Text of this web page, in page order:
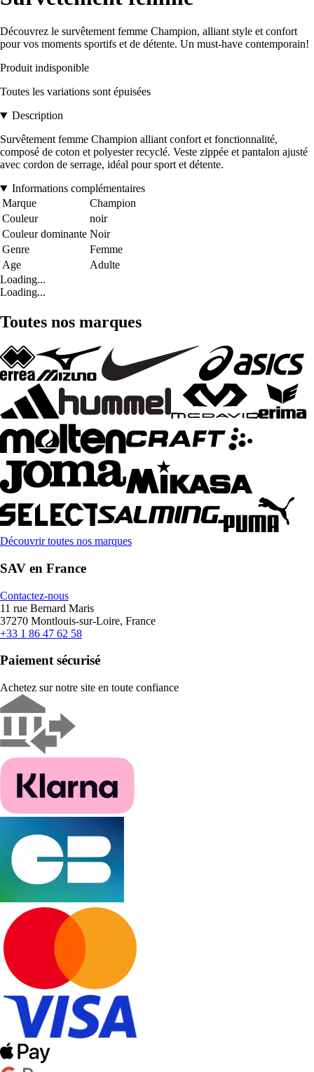
Découvrez le survêtement femme Champion, alliant style et confort
pour vos moments sportifs et de détente. Un must-have contemporain!
Produit indisponible
Toutes les variations sont épuisées
Description
Survêtement femme Champion alliant confort et fonctionnalité,
composé de coton et polyester recyclé. Veste zippée et pantalon ajusté
avec cordon de serrage, idéal pour sport et détente.
Informations complémentaires
Marque
Champion
Couleur
noir
Couleur dominante Noir
Genre
Femme
Age
Adulte
Loading...
Loading...
Toutes nos marques
Découvrir toutes nos marques
SAV en France
Contactez-nous
11 rue Bernard Maris
37270 Montlouis-sur-Loire, France
+33 1 86 47 62 58
Paiement sécurisé
Achetez sur notre site en toute confiance